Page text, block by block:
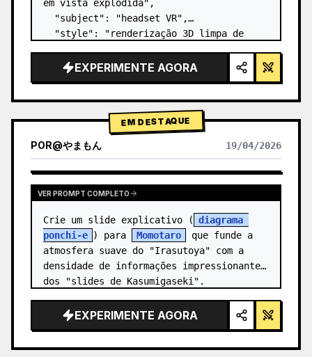
em vista explodida",
  "subject": "headset VR",
  "style": "renderização 3D limpa de
detalhes brilhantes",
  "background": "{argument
default=\"gradien…
EXPERIMENTE AGORA
EM DESTAQUE
POR@やまもん 19/04/2026
VER RESULTADOS DE OUTROS MODELOS
VER PROMPT COMPLETO
Crie um slide explicativo ( diagrama
ponchi-e ) para Momotaro
que funde a
atmosfera suave do "Irasutoya" com a
densidade de informações impressionante
dos "slides de Kasumigaseki".
EXPERIMENTE AGORA